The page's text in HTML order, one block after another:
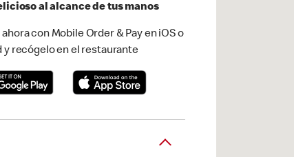
al alcance de tus manos
con Mobile Order & Pay en iOS o
y recógelo en el restaurante